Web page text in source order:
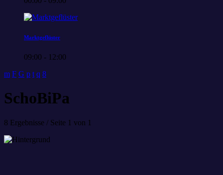
Marktgeflüster
09:00 - 12:00
SchoBiPa
8 Ergebnisse / Seite 1 von 1